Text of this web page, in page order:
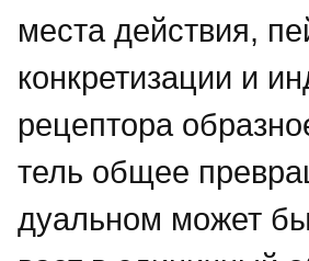
места действия,
конкретизации и
рецептора
тель общее
дуальном может